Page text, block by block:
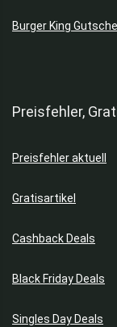
Burger King
Preisfehler,
Preisfehler aktuell
Gratisartikel
Cashback Deals
Black Friday Deals
Singles Day Deals